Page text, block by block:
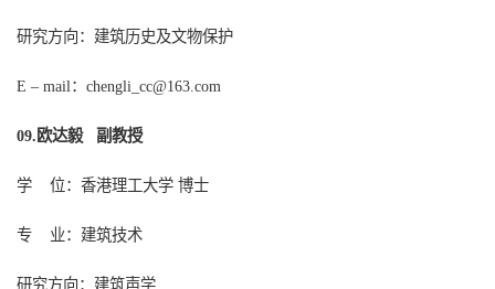
研究方向：建筑历史及文物保护
E – mail： chengli_cc@163.com
09. 欧达毅 副教授
学 位：香港理工大学 博士
专 业：建筑技术
研究方向：建筑声学